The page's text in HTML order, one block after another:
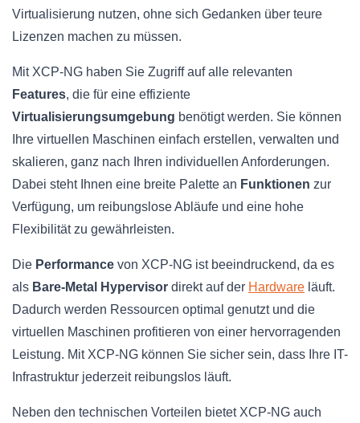
Virtualisierung nutzen, ohne sich Gedanken über teure
Lizenzen machen zu müssen.
Mit XCP-NG haben Sie Zugriff auf alle relevanten
Features, die für eine effiziente
Virtualisierungsumgebung benötigt werden. Sie können
Ihre virtuellen Maschinen einfach erstellen, verwalten und
skalieren, ganz nach Ihren individuellen Anforderungen.
Dabei steht Ihnen eine breite Palette an Funktionen zur
Verfügung, um reibungslose Abläufe und eine hohe
Flexibilität zu gewährleisten.
Die Performance von XCP-NG ist beeindruckend, da es
als Bare-Metal Hypervisor direkt auf der Hardware läuft.
Dadurch werden Ressourcen optimal genutzt und die
virtuellen Maschinen profitieren von einer hervorragenden
Leistung. Mit XCP-NG können Sie sicher sein, dass Ihre IT-
Infrastruktur jederzeit reibungslos läuft.
Neben den technischen Vorteilen bietet XCP-NG auch